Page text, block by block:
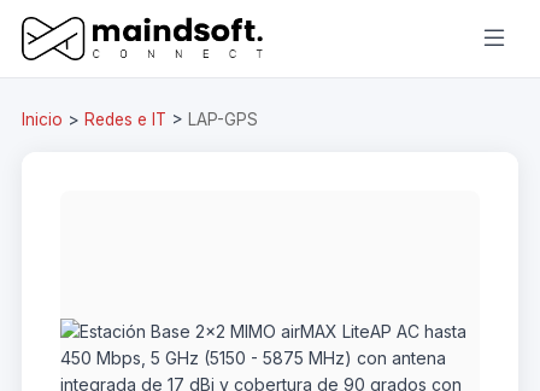
Inicio > Redes e IT > LAP-GPS